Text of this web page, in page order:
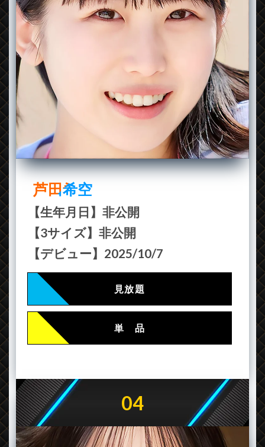
芦田希空
【生年月日】非公開
【3サイズ】非公開
【デビュー】2025/10/7
見放題
単 品
04